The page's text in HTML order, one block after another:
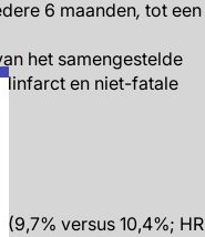
6 maanden, tot een
het samengestelde
en niet-fatale
versus 10,4%; HR